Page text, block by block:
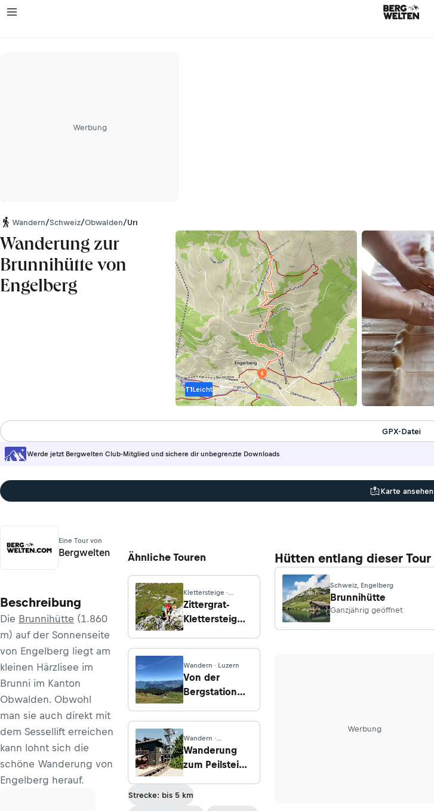
Werbung
Wandern/Schweiz/Obwalden/Urner Alpen
Wanderung zur
Brunnihütte von
Engelberg
T1Leicht
Werde jetzt Bergwelten Club-Mitglied und sichere dir unbegrenzte Downloads
GPX-Datei
Karte ansehen
Eine Tour von
Bergwelten
Beschreibung
Die Brunnihütte (1.860
m) auf der Sonnenseite
von Engelberg liegt am
kleinen Härzlisee im
Brunni im Kanton
Obwalden. Obwohl
man sie auch direkt mit
dem Sessellift erreichen
kann lohnt sich die
schöne Wanderung von
Engelberg herauf.
Ähnliche Touren
Klettersteige ·
Obwalden
Zittergrat-
Klettersteig
Wandern · Luzern
Von der
Bergstation
über die Alp
Gschwänd
nach Hergiswil
Wandern ·
Niederösterreich
Wanderung
zum Peilstein-
Schwarzensee
Strecke: bis 5 km
Hütten entlang dieser Tour
Schweiz, Engelberg
Brunnihütte
Ganzjährig geöffnet
Werbung